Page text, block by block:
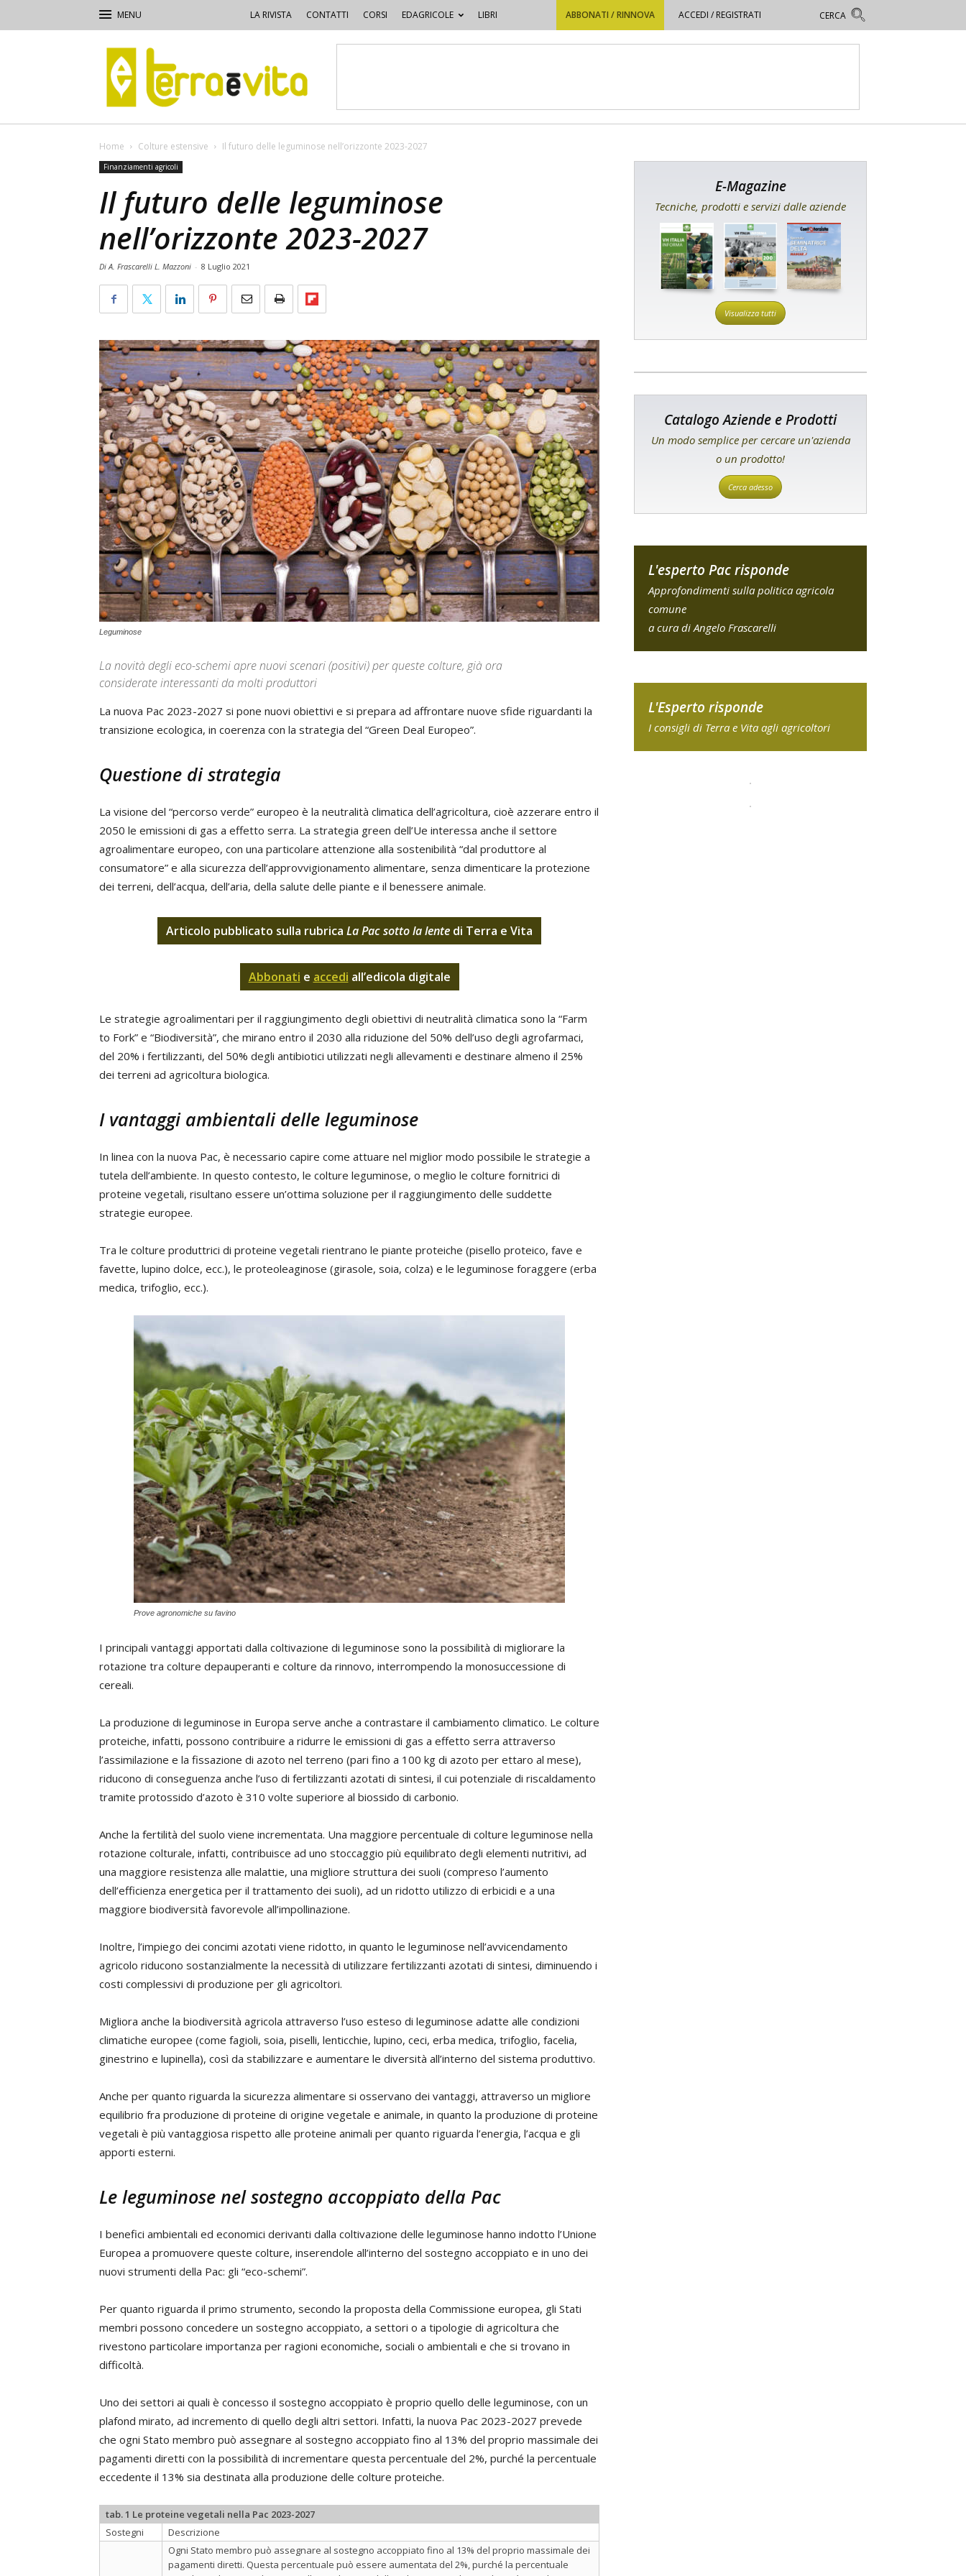
LA RIVISTA CONTATTI CORSI EDAGRICOLE LIBRI ABBONATI / RINNOVA ACCEDI / REGISTRATI
Terra
e
Vita
Home Colture estensive Il futuro delle leguminose nell’orizzonte 2023-2027
Finanziamenti agricoli
Il futuro delle leguminose
nell’orizzonte 2023-2027
Di A. Frascarelli L. Mazzoni - 8 Luglio 2021
Leguminose
La novità degli eco-schemi apre nuovi scenari (positivi) per queste colture, già ora
considerate interessanti da molti produttori
La nuova Pac 2023-2027 si pone nuovi obiettivi e si prepara ad affrontare nuove sfide riguardanti la
transizione ecologica, in coerenza con la strategia del “Green Deal Europeo”.
Questione di strategia
La visione del “percorso verde” europeo è la neutralità climatica dell’agricoltura, cioè azzerare entro il
2050 le emissioni di gas a effetto serra. La strategia green dell’Ue interessa anche il settore
agroalimentare europeo, con una particolare attenzione alla sostenibilità “dal produttore al
consumatore” e alla sicurezza dell’approvvigionamento alimentare, senza dimenticare la protezione
dei terreni, dell’acqua, dell’aria, della salute delle piante e il benessere animale.
Articolo pubblicato sulla rubrica La Pac sotto la lente di Terra e Vita
Abbonati e accedi all’edicola digitale
Le strategie agroalimentari per il raggiungimento degli obiettivi di neutralità climatica sono la “Farm
to Fork” e “Biodiversità”, che mirano entro il 2030 alla riduzione del 50% dell’uso degli agrofarmaci,
del 20% i fertilizzanti, del 50% degli antibiotici utilizzati negli allevamenti e destinare almeno il 25%
dei terreni ad agricoltura biologica.
I vantaggi ambientali delle leguminose
In linea con la nuova Pac, è necessario capire come attuare nel miglior modo possibile le strategie a
tutela dell’ambiente. In questo contesto, le colture leguminose, o meglio le colture fornitrici di
proteine vegetali, risultano essere un’ottima soluzione per il raggiungimento delle suddette
strategie europee.
Tra le colture produttrici di proteine vegetali rientrano le piante proteiche (pisello proteico, fave e
favette, lupino dolce, ecc.), le proteoleaginose (girasole, soia, colza) e le leguminose foraggere (erba
medica, trifoglio, ecc.).
Prove agronomiche su favino
I principali vantaggi apportati dalla coltivazione di leguminose sono la possibilità di migliorare la
rotazione tra colture depauperanti e colture da rinnovo, interrompendo la monosuccessione di
cereali.
La produzione di leguminose in Europa serve anche a contrastare il cambiamento climatico. Le colture
proteiche, infatti, possono contribuire a ridurre le emissioni di gas a effetto serra attraverso
l’assimilazione e la fissazione di azoto nel terreno (pari fino a 100 kg di azoto per ettaro al mese),
riducono di conseguenza anche l’uso di fertilizzanti azotati di sintesi, il cui potenziale di riscaldamento
tramite protossido d’azoto è 310 volte superiore al biossido di carbonio.
Anche la fertilità del suolo viene incrementata. Una maggiore percentuale di colture leguminose nella
rotazione colturale, infatti, contribuisce ad uno stoccaggio più equilibrato degli elementi nutritivi, ad
una maggiore resistenza alle malattie, una migliore struttura dei suoli (compreso l’aumento
dell’efficienza energetica per il trattamento dei suoli), ad un ridotto utilizzo di erbicidi e a una
maggiore biodiversità favorevole all’impollinazione.
Inoltre, l’impiego dei concimi azotati viene ridotto, in quanto le leguminose nell’avvicendamento
agricolo riducono sostanzialmente la necessità di utilizzare fertilizzanti azotati di sintesi, diminuendo i
costi complessivi di produzione per gli agricoltori.
Migliora anche la biodiversità agricola attraverso l’uso esteso di leguminose adatte alle condizioni
climatiche europee (come fagioli, soia, piselli, lenticchie, lupino, ceci, erba medica, trifoglio, facelia,
ginestrino e lupinella), così da stabilizzare e aumentare le diversità all’interno del sistema produttivo.
Anche per quanto riguarda la sicurezza alimentare si osservano dei vantaggi, attraverso un migliore
equilibrio fra produzione di proteine di origine vegetale e animale, in quanto la produzione di proteine
vegetali è più vantaggiosa rispetto alle proteine animali per quanto riguarda l’energia, l’acqua e gli
apporti esterni.
Le leguminose nel sostegno accoppiato della Pac
I benefici ambientali ed economici derivanti dalla coltivazione delle leguminose hanno indotto l’Unione
Europea a promuovere queste colture, inserendole all’interno del sostegno accoppiato e in uno dei
nuovi strumenti della Pac: gli “eco-schemi”.
Per quanto riguarda il primo strumento, secondo la proposta della Commissione europea, gli Stati
membri possono concedere un sostegno accoppiato, a settori o a tipologie di agricoltura che
rivestono particolare importanza per ragioni economiche, sociali o ambientali e che si trovano in
difficoltà.
Uno dei settori ai quali è concesso il sostegno accoppiato è proprio quello delle leguminose, con un
plafond mirato, ad incremento di quello degli altri settori. Infatti, la nuova Pac 2023-2027 prevede
che ogni Stato membro può assegnare al sostegno accoppiato fino al 13% del proprio massimale dei
pagamenti diretti con la possibilità di incrementare questa percentuale del 2%, purché la percentuale
eccedente il 13% sia destinata alla produzione delle colture proteiche.
tab. 1 Le proteine vegetali nella Pac 2023-2027
Sostegni
Descrizione
Ogni Stato membro può assegnare al sostegno accoppiato fino al 13% del proprio massimale dei
pagamenti diretti. Questa percentuale può essere aumentata del 2%, purché la percentuale
E-Magazine
Tecniche, prodotti e servizi dalle aziende
Visualizza tutti
Catalogo Aziende e Prodotti
Un modo semplice per cercare un'azienda
o un prodotto!
Cerca adesso
L'esperto Pac risponde
Approfondimenti sulla politica agricola
comune
a cura di Angelo Frascarelli
L'Esperto risponde
I consigli di Terra e Vita agli agricoltori